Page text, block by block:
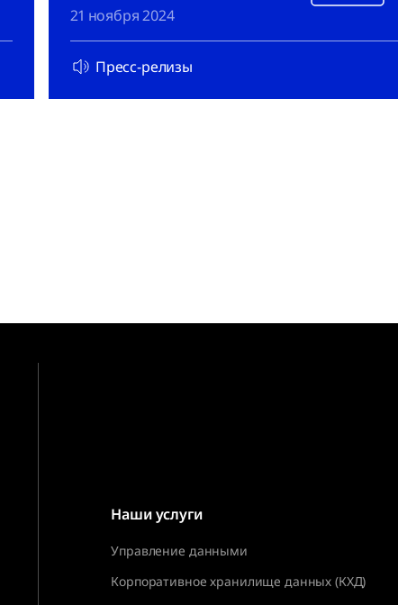
21 ноября 2024
Пресс-релизы
Наши услуги
Управление данными
Корпоративное хранилище данных (КХД)